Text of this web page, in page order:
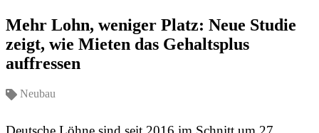
Mehr Lohn, weniger Platz: Neue Studie
zeigt, wie Mieten das Gehaltsplus
auffressen
Neubau